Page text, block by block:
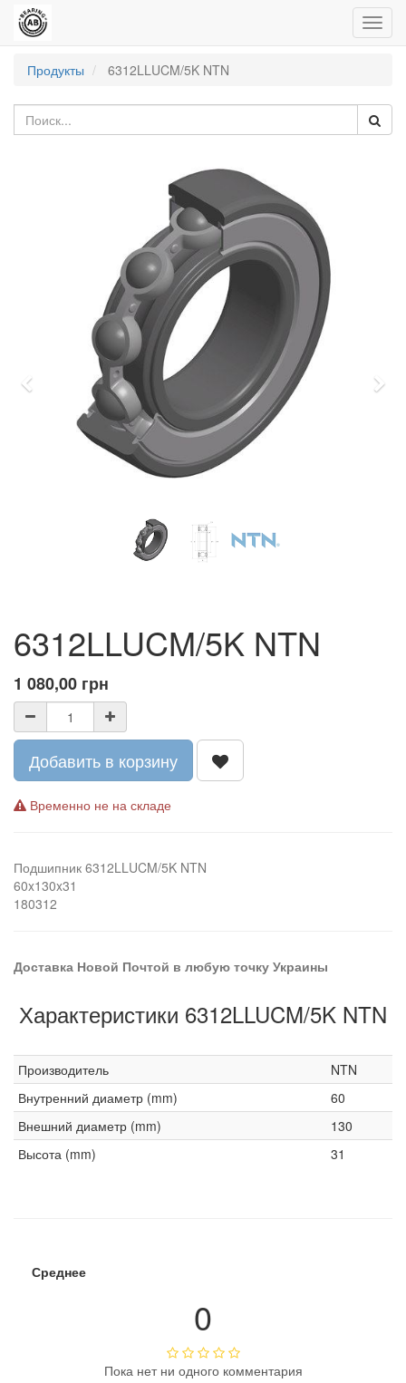
Продукты
6312LLUCM/5K NTN
Previous
6312LLUCM/5K NTN
1 080,00 грн
Добавить в корзину
Временно не на складе
Подшипник 6312LLUCM/5K NTN
60x130x31
180312
Доставка Новой Почтой в любую точку Украины
Характеристики 6312LLUCM/5K NTN
Производитель
NTN
Внутренний диаметр (mm)
60
Внешний диаметр (mm)
130
Высота (mm)
31
Среднее
0
Пока нет ни одного комментария